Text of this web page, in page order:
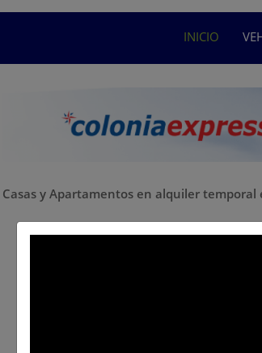
INICIO
Casas y Apartamentos en alquiler temporal